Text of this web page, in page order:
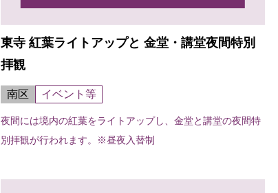
東寺 紅葉ライトアップと 金堂・講堂夜間特別
拝観
南区 イベント等
夜間には境内の紅葉をライトアップし、金堂と講堂の夜間特
別拝観が行われます。※昼夜入替制